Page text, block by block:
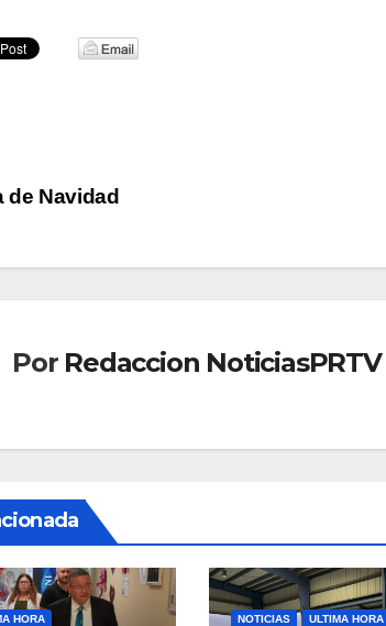
de Navidad
Por Redaccion NoticiasPRTV
HORA NOTICIAS ULTIMA HORA